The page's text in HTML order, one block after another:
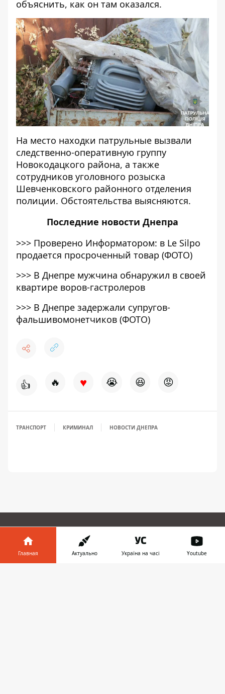
объяснить, как он там оказался.
На место находки патрульные вызвали
следственно-оперативную группу
Новокодацкого района, а также
сотрудников уголовного розыска
Шевченковского районного отделения
полиции. Обстоятельства выясняются.
Последние новости Днепра
>>> Проверено Информатором: в Le Silpo
продается просроченный товар (ФОТО)
>>> В Днепре мужчина обнаружил в своей
квартире воров-гастролеров
>>> В Днепре задержали супругов-
фальшивомонетчиков (ФОТО)
👍 🔥 ♥ 😭 😆 😡
ТРАНСПОРТ КРИМИНАЛ НОВОСТИ ДНЕПРА
ПРЕДЛОЖИТЬ НОВОСТЬ
Главная Актуально Україна на часі Youtube